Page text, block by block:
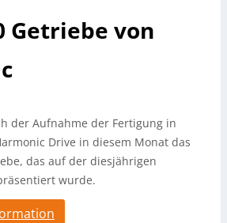
Getriebe von
der Aufnahme der Fertigung in
Drive in diesem Monat das
das auf der diesjährigen
wurde.